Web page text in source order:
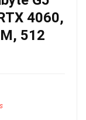
4060,
512